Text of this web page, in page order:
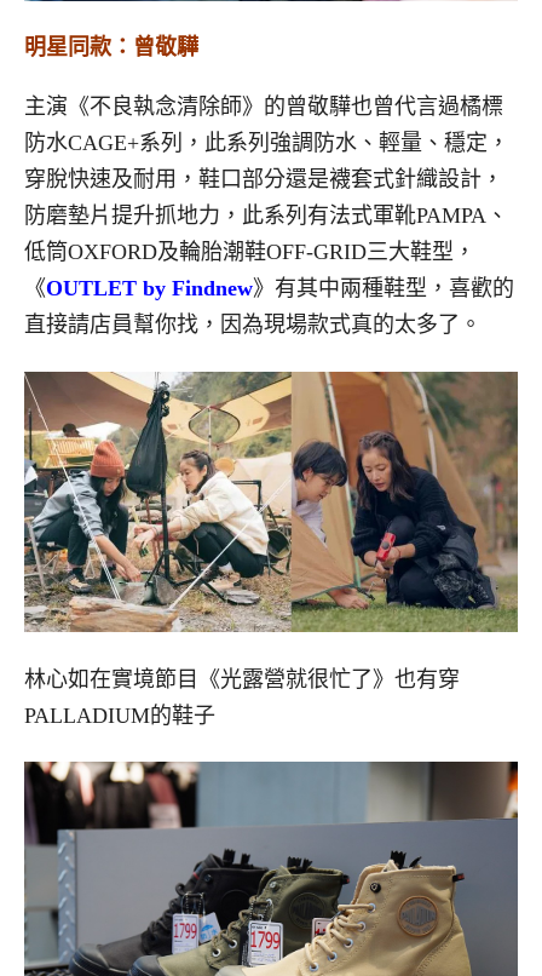
明星同款：曾敬驊
主演《不良執念清除師》的曾敬驊也曾代言過橘標
防水CAGE+系列，此系列強調防水、輕量、穩定，
穿脫快速及耐用，鞋口部分還是襪套式針織設計，
防磨墊片提升抓地力，此系列有法式軍靴PAMPA、
低筒OXFORD及輪胎潮鞋OFF-GRID三大鞋型，
《OUTLET by Findnew》有其中兩種鞋型，喜歡的
直接請店員幫你找，因為現場款式真的太多了。
林心如在實境節目《光露營就很忙了》也有穿
PALLADIUM的鞋子